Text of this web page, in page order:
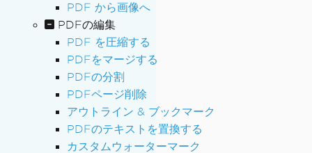
PDF から画像へ
PDFの編集
PDF を圧縮する
PDFをマージする
PDFの分割
PDFページ削除
アウトライン & ブックマーク
PDFのテキストを置換する
カスタムウォーターマーク